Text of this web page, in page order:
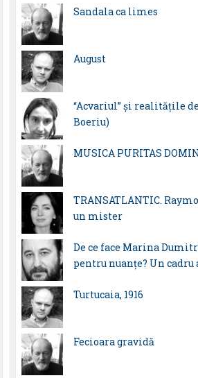
Sandala ca limes
August
“Acvariul” și realitățile
Boeriu)
MUSICA PURITAS
TRANSATLANTIC.
un mister
De ce face Marina
pentru nuanțe? Un
Turtucaia, 1916
Fecioara gravidă